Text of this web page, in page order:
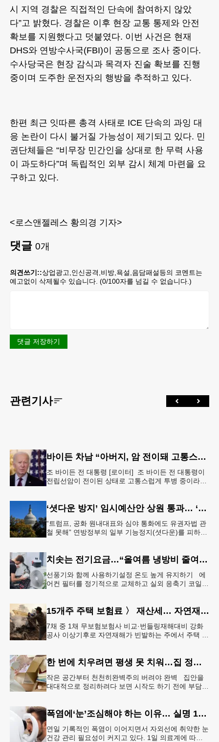
시 지역 경찰은 직접적인 단속에 참여하지 않았
다”고 밝혔다. 경찰은 이후 현장 교통 통제와 안전
확보를 지원했다고 덧붙였다. 이번 사건은 현재
DHS와 연방수사국(FBI)이 공동으로 조사 중이다.
수사당국은 현장 감식과 목격자 진술 확보를 진행
중이며 도주한 운전자의 행방을 추적하고 있다.
한편 최근 잇따른 총격 사태로 ICE 단속의 과잉 대
응 논란이 다시 불거질 가능성이 제기되고 있다. 민
권단체들은 “비무장 민간인을 상대로 한 무력 사용
이 과도하다”며 독립적인 외부 감시 체계 마련을 요
구하고 있다.
<로스앤젤레스 황의경 기자>
댓글 0개
의견쓰기::상업광고,인신공격,비방,욕설,음담패설등의 코멘트는
예고없이 삭제될수 있습니다. (0/100자를 넘길 수 없습니다.)
댓글 저장하기
관련기사
바이든 차남 “아버지, 암 전이돼 고통스럽게 투병 중”
조 바이든 전 대통령 [로이터] 조 바이든 전 대통령이
전립선암이 전이된 상태로 고통스럽게 투병 중이라고
‘셧다운 방지’ 임시예산안 상원 통과… ‘유권자 ID법’은 좌절
“트럼프, 공화 원내대표와 심야 통화에도 유권자법 관
철 못해” 연방정부의 일부 기능정지(셧다운)를 피하기
치솟는 전기요금…“올여름 냉방비 줄여볼까”
선풍기와 함께 사용하기설정 온도 높게 유지하기 에
어컨 필터를 정기적으로 교체하고 실외 응축기 코일
15개주 주택 보험료 〉 재산세… 자연재해 다발 지역
7채 중 1채 무보험보험사 비교·번들링재해대비 강화
공사 이상기후로 자연재해가 빈발하는 주에서 주택 보
한 번에 치우려면 평생 못 치워…집 정리 트렌드 ‘소프트 정리’
작은 공간부터 천천히완벽주의 버려야 완벽 집안을
대대적으로 정리하려다 보면 시작도 하기 전에 부담을
폭염에‘눈’조심해야 하는 이유… 실명 1위 질환 위험↑
연일 기록적인 폭염이 이어지면서 자외선에 취약한 눈
건강 관리 필요성이 커지고 있다. 1일 의료계에 따르